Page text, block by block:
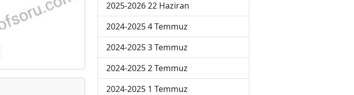
2025-2026 22 Haziran
2024-2025 4 Temmuz
2024-2025 3 Temmuz
2024-2025 2 Temmuz
2024-2025 1 Temmuz